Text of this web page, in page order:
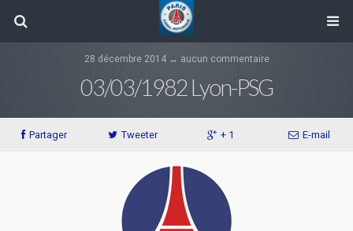
28 décembre 2014 ↔ aucun commentaire
03/03/1982 Lyon-PSG
Partager Tweeter + 1 E-mail